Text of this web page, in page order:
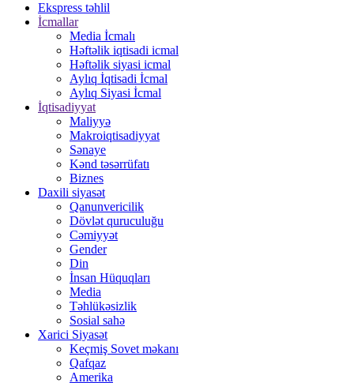
Ekspress təhlil
İcmallar
Media İcmalı
Həftəlik iqtisadi icmal
Həftəlik siyasi icmal
Aylıq İqtisadi İcmal
Aylıq Siyasi İcmal
İqtisadiyyat
Maliyyə
Makroiqtisadiyyat
Sənaye
Kənd təsərrüfatı
Biznes
Daxili siyasət
Qanunvericilik
Dövlət quruculuğu
Cəmiyyət
Gender
Din
İnsan Hüquqları
Media
Təhlükəsizlik
Sosial sahə
Xarici Siyasət
Keçmiş Sovet məkanı
Qafqaz
Amerika